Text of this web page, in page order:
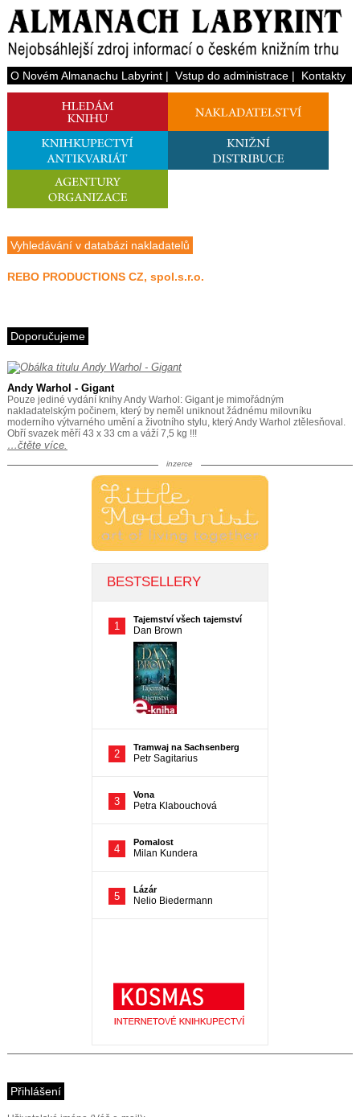
O Novém Almanachu Labyrint| Vstup do administrace| Kontakty
Vyhledávání v databázi nakladatelů
REBO PRODUCTIONS CZ, spol.s.r.o.
Doporučujeme
Andy Warhol - Gigant
Pouze jediné vydání knihy Andy Warhol: Gigant je mimořádným
nakladatelským počinem, který by neměl uniknout žádnému milovníku
moderního výtvarného umění a životního stylu, který Andy Warhol ztělesňoval.
Obří svazek měří 43 x 33 cm a váží 7,5 kg !!!
…čtěte více.
inzerce
Přihlášení